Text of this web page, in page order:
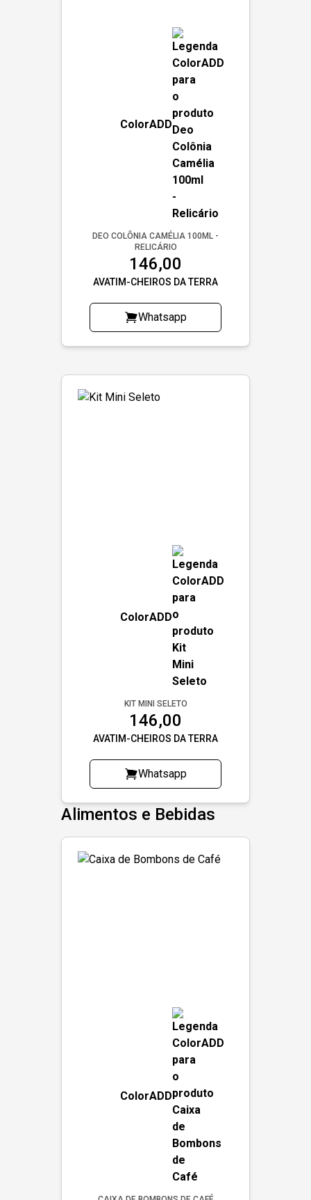
ColorADD
DEO COLÔNIA CAMÉLIA 100ML -
RELICÁRIO
146,00
AVATIM-CHEIROS DA TERRA
Whatsapp
ColorADD
KIT MINI SELETO
146,00
AVATIM-CHEIROS DA TERRA
Whatsapp
Alimentos e Bebidas
ColorADD